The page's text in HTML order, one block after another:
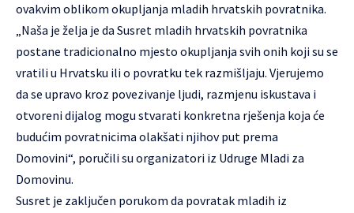
ovakvim oblikom okupljanja mladih hrvatskih povratnika.
„Naša je želja je da Susret mladih hrvatskih povratnika
postane tradicionalno mjesto okupljanja svih onih koji su se
vratili u Hrvatsku ili o povratku tek razmišljaju. Vjerujemo
da se upravo kroz povezivanje ljudi, razmjenu iskustava i
otvoreni dijalog mogu stvarati konkretna rješenja koja će
budućim povratnicima olakšati njihov put prema
Domovini“, poručili su organizatori iz Udruge Mladi za
Domovinu.
Susret je zaključen porukom da povratak mladih iz